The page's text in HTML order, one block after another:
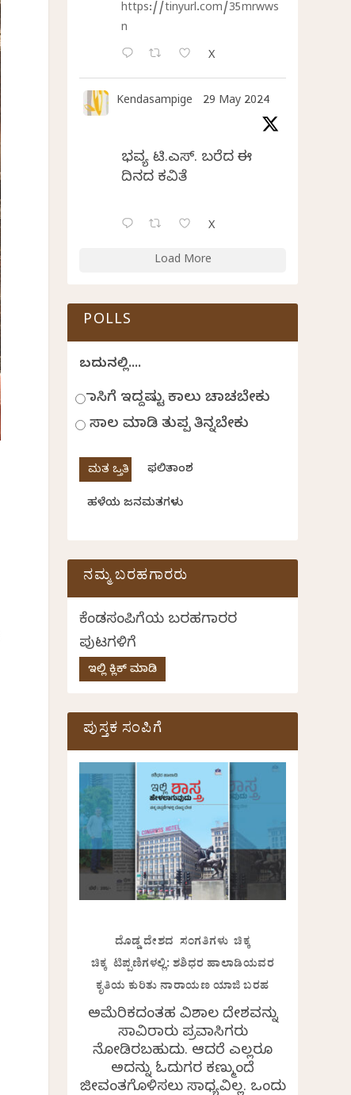
https://tinyurl.com/35mrwws
n
X
Kendasampige 29 May 2024
ಭವ್ಯ ಟಿ.ಎಸ್. ಬರೆದ ಈ
ದಿನದ ಕವಿತೆ
X
Load More
POLLS
ಬದುಕಿನಲ್ಲಿ....
ಹಾಸಿಗೆ ಇದ್ದಷ್ಟು ಕಾಲು ಚಾಚಬೇಕು
ಸಾಲ ಮಾಡಿ ತುಪ್ಪ ತಿನ್ನಬೇಕು
ಫಲಿತಾಂಶ
ಹಳೆಯ ಜನಮತಗಳು
ನಮ್ಮ ಬರಹಗಾರರು
ಕೆಂಡಸಂಪಿಗೆಯ ಬರಹಗಾರರ
ಪುಟಗಳಿಗೆ
ಇಲ್ಲಿ ಕ್ಲಿಕ್ ಮಾಡಿ
ಪುಸ್ತಕ ಸಂಪಿಗೆ
ದೊಡ್ಡ ದೇಶದ ಸಂಗತಿಗಳು ಚಿಕ್ಕ
ಚಿಕ್ಕ ಟಿಪ್ಪಣಿಗಳಲ್ಲಿ: ಶಶಿಧರ ಹಾಲಾಡಿಯವರ
ಕೃತಿಯ ಕುರಿತು ನಾರಾಯಣ ಯಾಜಿ ಬರಹ
ಅಮೆರಿಕದಂತಹ ವಿಶಾಲ ದೇಶವನ್ನು
ಸಾವಿರಾರು ಪ್ರವಾಸಿಗರು
ನೋಡಿರಬಹುದು. ಆದರೆ ಎಲ್ಲರೂ
ಅದನ್ನು ಓದುಗರ ಕಣ್ಮುಂದೆ
ಜೀವಂತಗೊಳಿಸಲು ಸಾಧ್ಯವಿಲ್ಲ. ಒಂದು